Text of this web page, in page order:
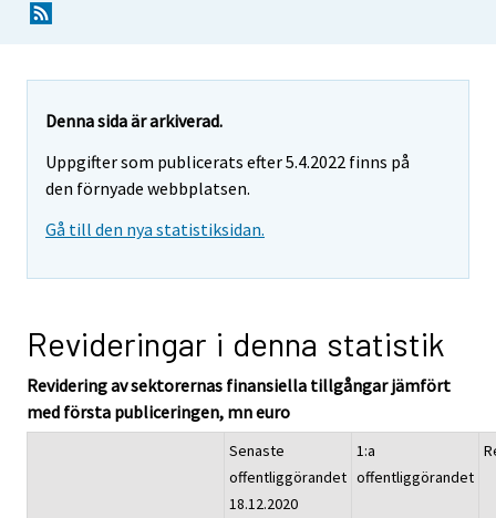
Denna sida är arkiverad.
Uppgifter som publicerats efter 5.4.2022 finns på
den förnyade webbplatsen.
Gå till den nya statistiksidan.
Revideringar i denna statistik
Revidering av sektorernas finansiella tillgångar jämfört
med första publiceringen, mn euro
Senaste
offentliggörandet
18.12.2020
1:a
offentliggörandet